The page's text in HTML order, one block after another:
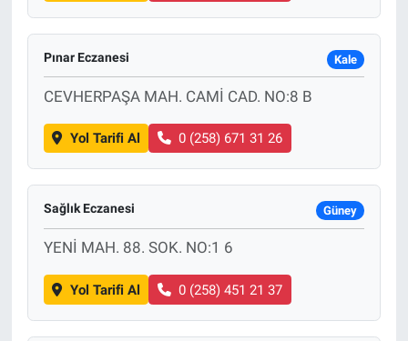
Pınar Eczanesi Kale
CEVHERPAŞA MAH. CAMİ CAD. NO:8 B
Yol Tarifi Al 0 (258) 671 31 26
Sağlık Eczanesi Güney
YENİ MAH. 88. SOK. NO:1 6
Yol Tarifi Al 0 (258) 451 21 37